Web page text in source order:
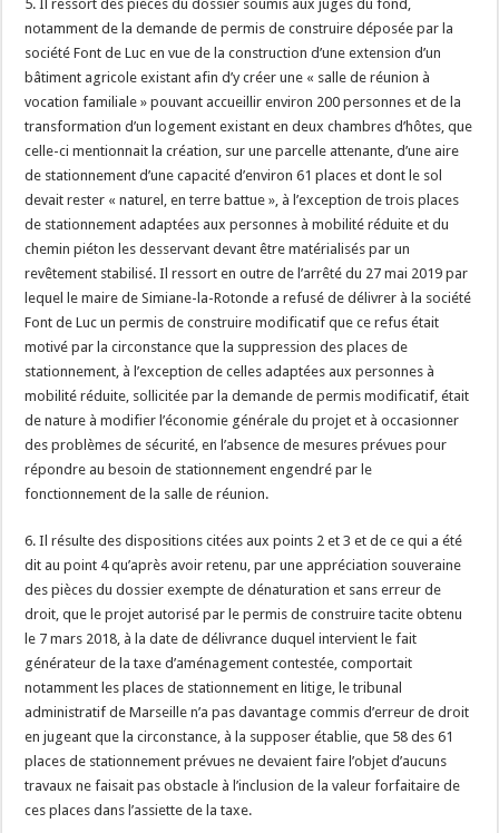
5. Il ressort des pièces du dossier soumis aux juges du fond,
notamment de la demande de permis de construire déposée par la
société Font de Luc en vue de la construction d’une extension d’un
bâtiment agricole existant afin d’y créer une « salle de réunion à
vocation familiale » pouvant accueillir environ 200 personnes et de la
transformation d’un logement existant en deux chambres d’hôtes, que
celle-ci mentionnait la création, sur une parcelle attenante, d’une aire
de stationnement d’une capacité d’environ 61 places et dont le sol
devait rester « naturel, en terre battue », à l’exception de trois places
de stationnement adaptées aux personnes à mobilité réduite et du
chemin piéton les desservant devant être matérialisés par un
revêtement stabilisé. Il ressort en outre de l’arrêté du 27 mai 2019 par
lequel le maire de Simiane-la-Rotonde a refusé de délivrer à la société
Font de Luc un permis de construire modificatif que ce refus était
motivé par la circonstance que la suppression des places de
stationnement, à l’exception de celles adaptées aux personnes à
mobilité réduite, sollicitée par la demande de permis modificatif, était
de nature à modifier l’économie générale du projet et à occasionner
des problèmes de sécurité, en l’absence de mesures prévues pour
répondre au besoin de stationnement engendré par le
fonctionnement de la salle de réunion.
6. Il résulte des dispositions citées aux points 2 et 3 et de ce qui a été
dit au point 4 qu’après avoir retenu, par une appréciation souveraine
des pièces du dossier exempte de dénaturation et sans erreur de
droit, que le projet autorisé par le permis de construire tacite obtenu
le 7 mars 2018, à la date de délivrance duquel intervient le fait
générateur de la taxe d’aménagement contestée, comportait
notamment les places de stationnement en litige, le tribunal
administratif de Marseille n’a pas davantage commis d’erreur de droit
en jugeant que la circonstance, à la supposer établie, que 58 des 61
places de stationnement prévues ne devaient faire l’objet d’aucuns
travaux ne faisait pas obstacle à l’inclusion de la valeur forfaitaire de
ces places dans l’assiette de la taxe.